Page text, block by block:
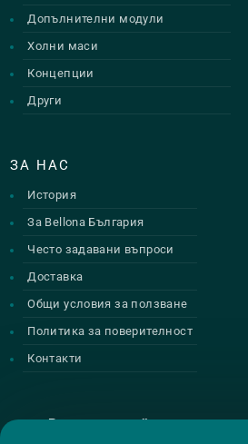
Допълнителни модули
Холни маси
Концепции
Други
ЗА НАС
История
За Bellona България
Често задавани въпроси
Доставка
Общи условия за ползване
Политика за поверителност
Контакти
Регистрирай се за